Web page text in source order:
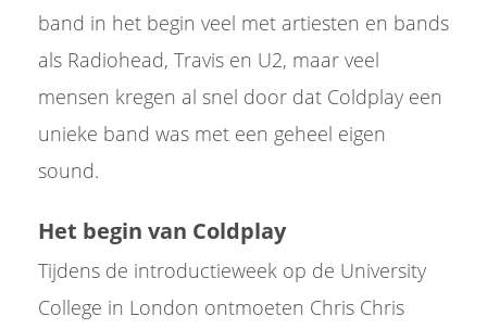
band in het begin veel met artiesten en bands
als Radiohead, Travis en U2, maar veel
mensen kregen al snel door dat Coldplay een
unieke band was met een geheel eigen
sound.
Het begin van Coldplay
Tijdens de introductieweek op de University
College in London ontmoeten Chris Chris